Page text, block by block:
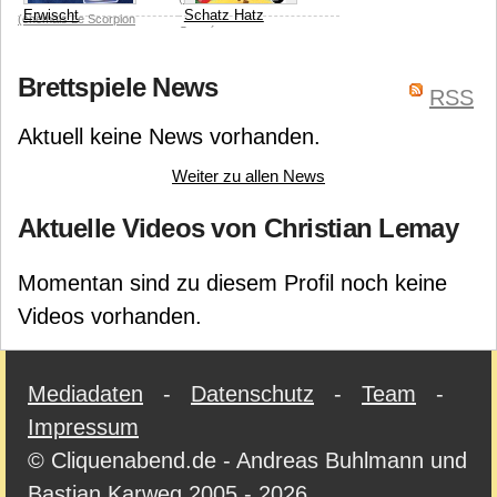
(ehemals Le Scorpion
Gagné
Erwischt
Christian Lemay
Schatz Hatz
Lemay RSS
Brettspiele News
Aktuell keine News vorhanden.
Weiter zu allen News
Aktuelle Videos von Christian Lemay
Momentan sind zu diesem Profil noch keine
Videos vorhanden.
Mediadaten - Datenschutz - Team -
Impressum
© Cliquenabend.de - Andreas Buhlmann und